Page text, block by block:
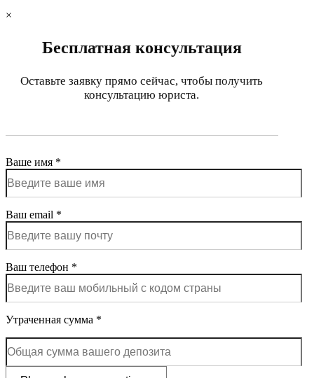
×
Бесплатная консультация
Оставьте заявку прямо сейчас, чтобы получить
консультацию юриста.
Ваше имя *
Ваш email *
Ваш телефон *
Утраченная сумма *